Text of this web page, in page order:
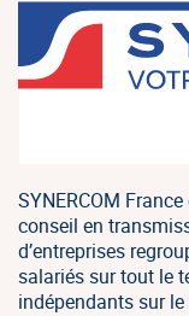
SYNERCOM
conseil en
d’entreprises
salariés sur tout le
indépendants sur